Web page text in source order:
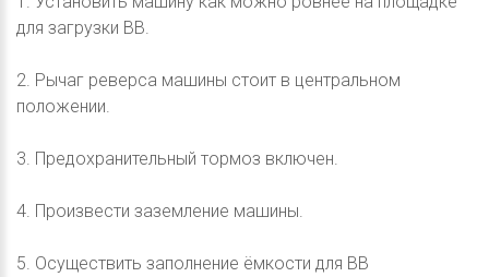
для загрузки ВВ.
2. Рычаг реверса машины стоит в центральном
положении.
3. Предохранительный тормоз включен.
4. Произвести заземление машины.
5. Осуществить заполнение ёмкости для ВВ